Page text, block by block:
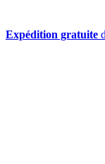
Expédition gratuite